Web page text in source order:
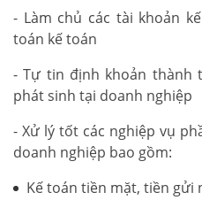
- Làm chủ các tài khoản
toán kế toán
- Tự tin định khoản thành
phát sinh tại doanh nghiệp
- Xử lý tốt các nghiệp vụ
doanh nghiệp bao gồm:
Kế toán tiền mặt, tiền gửi